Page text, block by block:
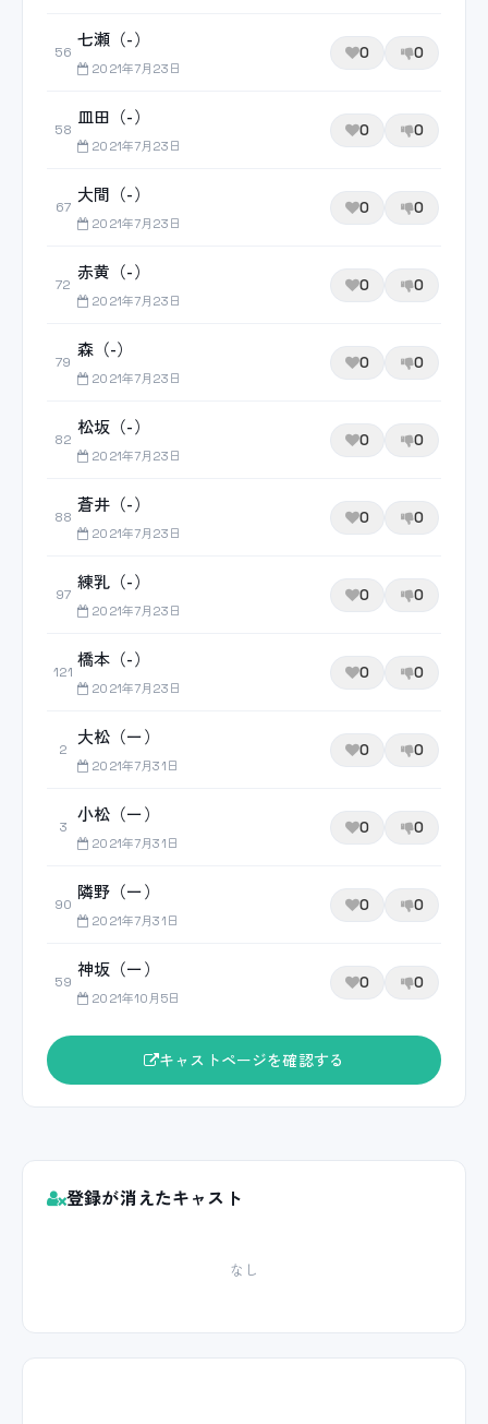
56
七瀬（-）
2021年7月23日
0 0
58
皿田（-）
2021年7月23日
0 0
67
大間（-）
2021年7月23日
0 0
72
赤黄（-）
2021年7月23日
0 0
79
森（-）
2021年7月23日
0 0
82
松坂（-）
2021年7月23日
0 0
88
蒼井（-）
2021年7月23日
0 0
97
練乳（-）
2021年7月23日
0 0
121
橋本（-）
2021年7月23日
0 0
2
大松（ー）
2021年7月31日
0 0
3
小松（ー）
2021年7月31日
0 0
90
隣野（ー）
2021年7月31日
0 0
59
神坂（ー）
2021年10月5日
0 0
キャストページを確認する
登録が消えたキャスト
なし